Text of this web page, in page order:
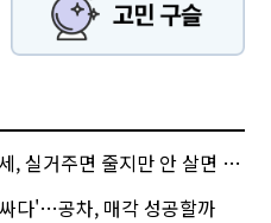
거주면 줄지만 안 살면 2.5배
다'…공차, 매각 성공할까